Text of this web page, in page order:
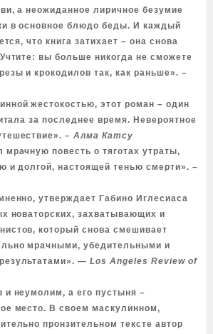
а неожиданное лиричное безумие
в основное блюдо беды. И каждый
что книга затихает – она снова
вы больше никогда не сможете
и крокодилов так, как раньше». –
жестокостью, этот роман – один
за последнее время. Невероятное
– Алма Катсу
мрачную повесть о тяготах утраты,
и долгой, настоящей тенью смерти». –
утверждает Габино Иглесиаса
новаторских, захватывающих и
который снова смешивает
мрачными, убедительными и
― Los Angeles Review of
и неумолим, а его пустыня –
место. В своем маскулинном,
пронзительном тексте автор